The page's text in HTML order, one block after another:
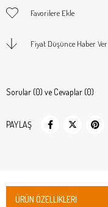
Favorilere Ekle
Fiyat Düşünce Haber Ver
Sorular (0) ve Cevaplar (0)
PAYLAŞ
ÜRÜN ÖZELLIKLERI